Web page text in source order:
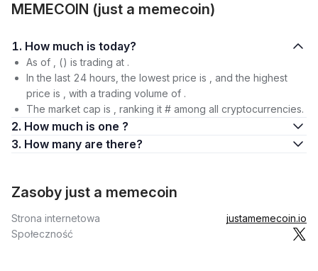
MEMECOIN (just a memecoin)
1. How much is today?
As of , () is trading at .
In the last 24 hours, the lowest price is , and the highest
price is , with a trading volume of .
The market cap is , ranking it # among all cryptocurrencies.
2. How much is one ?
3. How many are there?
Zasoby just a memecoin
Strona internetowa
justamemecoin.io
Społeczność